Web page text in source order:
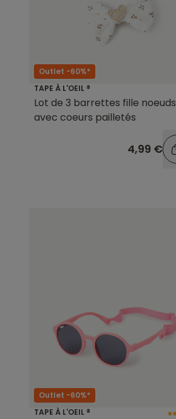
Outlet -60%*
TAPE À L'OEIL ®
Lot de 3 barrettes fille noeuds
avec coeurs pailletés
4,99 €
Outlet -60%*
TAPE À L'OEIL ®